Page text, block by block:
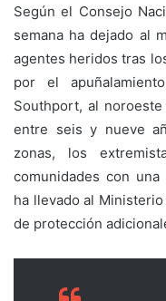
Según el Consejo
semana ha dejado al
agentes heridos tras
por el
Southport, al
entre seis y nueve
zonas, los
comunidades con una
ha llevado al
de protección